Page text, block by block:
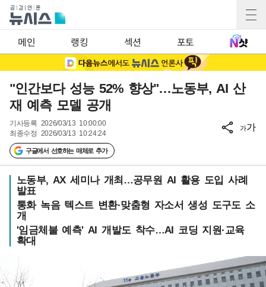
메인 랭킹 섹션 포토
"인간보다 성능 52% 향상"…노동부, AI 산
재 예측 모델 공개
기사등록 2026/03/13 10:00:00
최종수정 2026/03/13 10:24:24
구글에서 선호하는 매체로 추가
가가
노동부, AX 세미나 개최…공무원 AI 활용 도입 사례
발표
통화 녹음 텍스트 변환·맞춤형 자소서 생성 도구도 소
개
'임금체불 예측' AI 개발도 착수…AI 코딩 지원·교육
확대